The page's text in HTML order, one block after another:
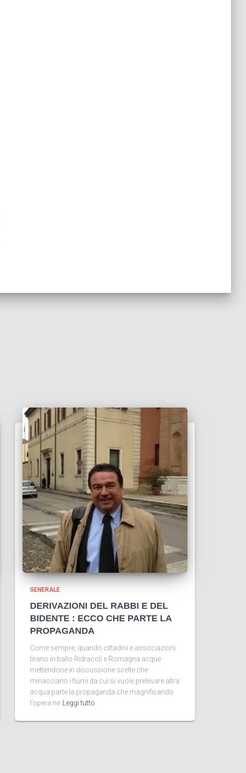
GENERALE
DERIVAZIONI DEL RABBI E DEL
BIDENTE : ECCO CHE PARTE LA
PROPAGANDA
Come sempre, quando cittadini e associazioni
tirano in ballo Ridracoli e Romagna acque
mettendone in discussione scelte che
minacciano i fiumi da cui si vuole prelevare altra
acqua parte la propaganda che magnificando
l’opera ne
Leggi tutto